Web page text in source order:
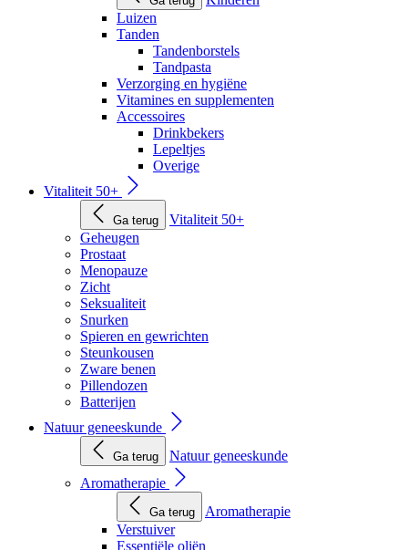
Luizen
Tanden
Tandenborstels
Tandpasta
Verzorging en hygiëne
Vitamines en supplementen
Accessoires
Drinkbekers
Lepeltjes
Overige
Vitaliteit 50+
Ga terug
Vitaliteit 50+
Geheugen
Prostaat
Menopauze
Zicht
Seksualiteit
Snurken
Spieren en gewrichten
Steunkousen
Zware benen
Pillendozen
Batterijen
Natuur geneeskunde
Ga terug
Natuur geneeskunde
Aromatherapie
Ga terug
Aromatherapie
Verstuiver
Essentiële oliën